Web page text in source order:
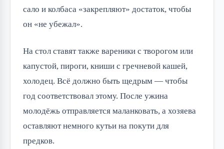
сало и колбаса «закрепляют» достаток, чтобы
он «не убежал».
На стол ставят также вареники с творогом или
капустой, пироги, книши с гречневой кашей,
холодец. Всё должно быть щедрым — чтобы
год соответствовал этому. После ужина
молодёжь отправляется маланковать, а хозяева
оставляют немного кутьи на покути для
предков.